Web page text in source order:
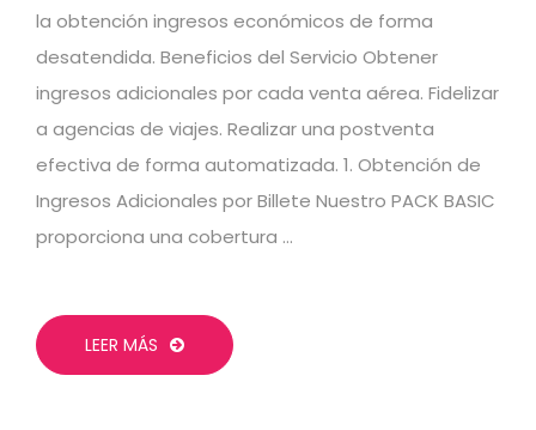
la obtención ingresos económicos de forma
desatendida. Beneficios del Servicio Obtener
ingresos adicionales por cada venta aérea. Fidelizar
a agencias de viajes. Realizar una postventa
efectiva de forma automatizada. 1. Obtención de
Ingresos Adicionales por Billete Nuestro PACK BASIC
proporciona una cobertura …
LEER MÁS